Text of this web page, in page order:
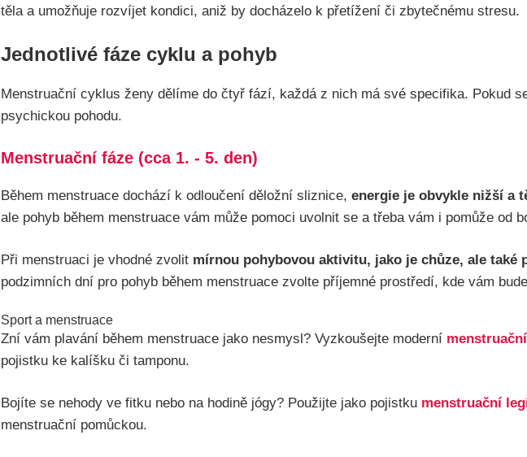
těla a umožňuje rozvíjet kondici, aniž by docházelo k přetížení či zbytečnému stresu.
Jednotlivé fáze cyklu a pohyb
Menstruační cyklus ženy dělíme do čtyř fází, každá z nich má své specifika. Pokud
psychickou pohodu.
Menstruační fáze (cca 1. - 5. den)
Během menstruace dochází k odloučení děložní sliznice, energie je obvykle nižší a
ale pohyb během menstruace vám může pomoci uvolnit se a třeba vám i pomůže od
Při menstruaci je vhodné zvolit mírnou pohybovou aktivitu, jako je chůze, ale také
podzimních dní pro pohyb během menstruace zvolte příjemné prostředí, kde vám
Sport a menstruace
Zní vám plavání během menstruace jako nesmysl? Vyzkoušejte moderní
pojistku ke kalíšku či tamponu.
Bojíte se nehody ve fitku nebo na hodině jógy? Použijte jako pojistku menstruační
menstruační pomůckou.